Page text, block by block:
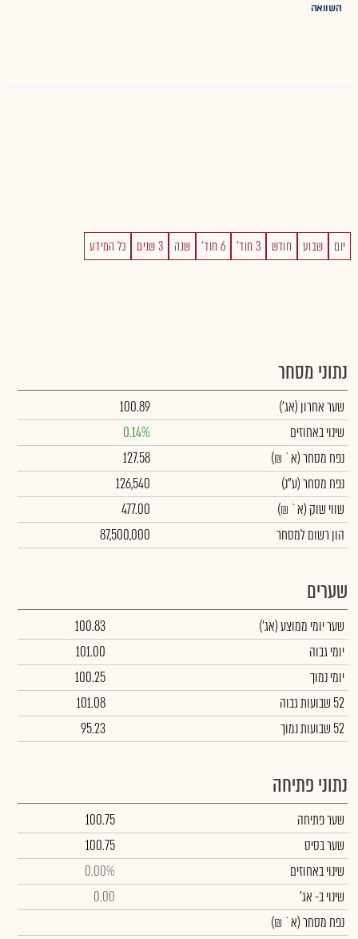
השוואה
יום שבוע חודש 3 חוד' 6 חוד' שנה 3 שנים כל המידע
נתוני מסחר
שער אחרון (אג')
100.89
שינוי באחוזים
0.14%
נפח מסחר(א` ₪)
127.58
נפח מסחר(ע"נ)
126,540
שווי שוק (א` ₪)
477.00
הון רשום למסחר
87,500,000
שערים
שער יומי ממוצע(אג')
100.83
יומי גבוה
101.00
יומי נמוך
100.25
52 שבועות גבוה
101.08
52 שבועות נמוך
95.23
נתוני פתיחה
שער פתיחה
100.75
שער בסיס
100.75
שינוי באחוזים
0.00%
שינויב- אג'
0.00
נפח מסחר(א` ₪)